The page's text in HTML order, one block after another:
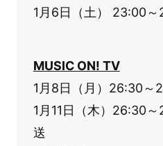
1月6日（土） 23:00
MUSIC ON! TV
1月8日（月）26:30～
1月11日（木）26:30
送